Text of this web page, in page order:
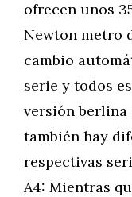
ofrecen unos
Newton metro
cambio
serie y todos
versión berlina
también hay
respectivas
A4: Mientras